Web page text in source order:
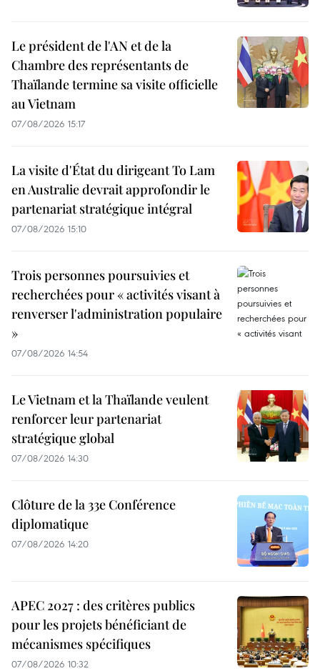
Le président de l'AN et de la
Chambre des représentants de
Thaïlande termine sa visite officielle
au Vietnam
07/08/2026 15:17
La visite d'État du dirigeant To Lam
en Australie devrait approfondir le
partenariat stratégique intégral
07/08/2026 15:10
Trois personnes poursuivies et
recherchées pour « activités visant à
renverser l'administration populaire
»
07/08/2026 14:54
Le Vietnam et la Thaïlande veulent
renforcer leur partenariat
stratégique global
07/08/2026 14:30
Clôture de la 33e Conférence
diplomatique
07/08/2026 14:20
APEC 2027 : des critères publics
pour les projets bénéficiant de
mécanismes spécifiques
07/08/2026 10:32